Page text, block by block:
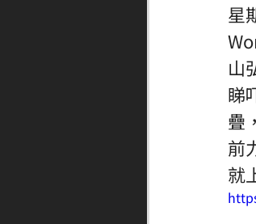
星
山
睇
疊
前
就